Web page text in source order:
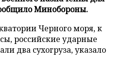
Минобороны.
Черного моря, к
российские ударные
два сухогруза, указало